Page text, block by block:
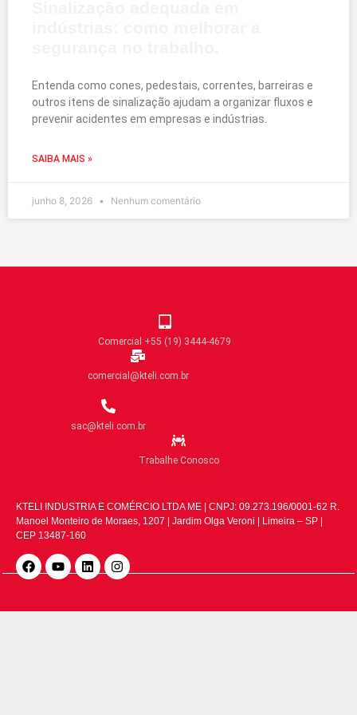
Entenda como cones, pedestais, correntes, barreiras e
outros itens de sinalização ajudam a organizar fluxos e
prevenir acidentes em empresas e indústrias.
SAIBA MAIS »
junho 8, 2026 Nenhum comentário
Comercial +55 (19) 3444-4679
comercial@kteli.com.br
sac@kteli.com.br
Trabalhe Conosco
KTELI INDUSTRIA E COMÉRCIO LTDA ME | CNPJ: 09.273.196/0001-62 R.
Manoel Monteiro de Moraes, 1207 | Jardim Olga Veroni | Limeira – SP |
CEP 13487-160